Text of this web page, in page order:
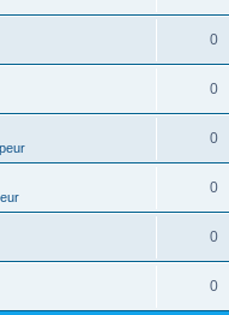
0
0
0
0
0
0